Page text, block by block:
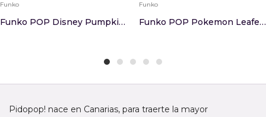
Funko
Funko POP Disney Pumpkin Stitch Exclusive (Caja...
Funko
Funko POP Pokemon Leafeon
Pidopop! nace en Canarias, para traerte la mayor